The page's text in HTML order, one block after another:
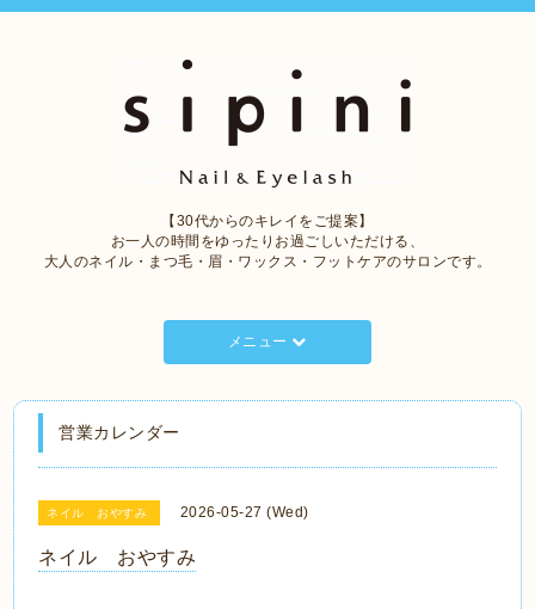
【30代からのキレイをご提案】
お一人の時間をゆったりお過ごしいただける、
大人のネイル・まつ毛・眉・ワックス・フットケアのサロンです。
メニュー
営業カレンダー
ネイル おやすみ 2026-05-27 (Wed)
ネイル おやすみ